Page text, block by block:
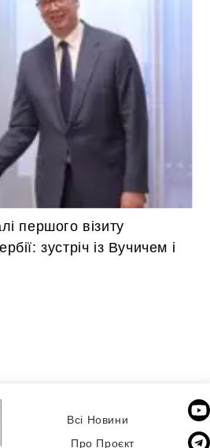
першого візиту
зустріч із Вучичем і
Всі Новини
Про Проєкт